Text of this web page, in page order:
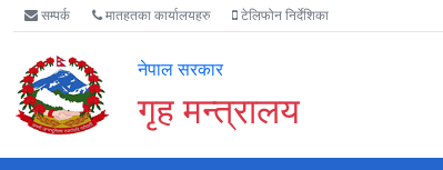
Accessibility
Mode
गर्नुहोस्
मुख्य
सामाग्री
पढ्नुहाेस्
मुख्य
नेभिगेसन
पढ्नुहाेस्
वेबसाइट
खोजमा
जानुहोस्
सम्पर्क मातहतका कार्यालयहरु टेलिफोन निर्देशिका
नेपाल सरकार
गृह मन्त्रालय